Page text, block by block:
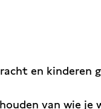
en kinderen
van wie je